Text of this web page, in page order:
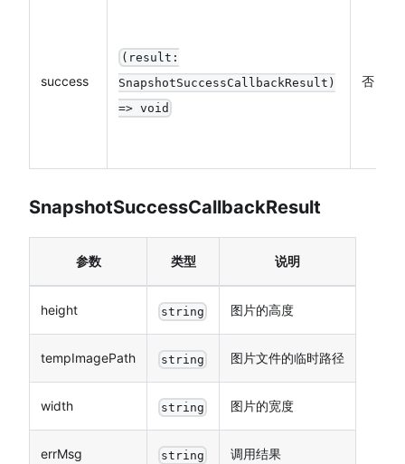
success
(result:
SnapshotSuccessCallbackResult)
=> void
否
SnapshotSuccessCallbackResult
参数 类型 说明
height string 图片的高度
tempImagePath string 图片文件的临时路径
width string 图片的宽度
errMsg string 调用结果